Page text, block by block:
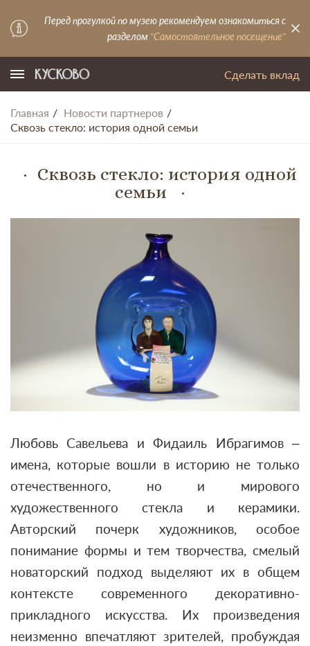
Перед прогулкой по музею рекомендуем ознакомиться с
разделом "Самостоятельное посещение"
Сделать вклад
Главная
Новости партнеров
Сквозь стекло: история одной семьи
Сквозь стекло: история одной
семьи
Любовь Савельева и Фидаиль Ибрагимов –
имена, которые вошли в историю не только
отечественного, но и мирового
художественного стекла и керамики.
Авторский почерк художников, особое
понимание формы и тем творчества, смелый
новаторский подход выделяют их в общем
контексте современного декоративно-
прикладного искусства. Их произведения
неизменно впечатляют зрителей, пробуждая